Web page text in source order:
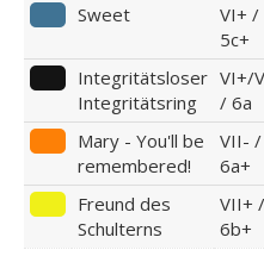
Sweet
VI+ /
5c+
Integritätsloser
Integritätsring
VI+/
/ 6a
Mary - You'll be
remembered!
VII- /
6a+
Freund des
Schulterns
VII+ /
6b+